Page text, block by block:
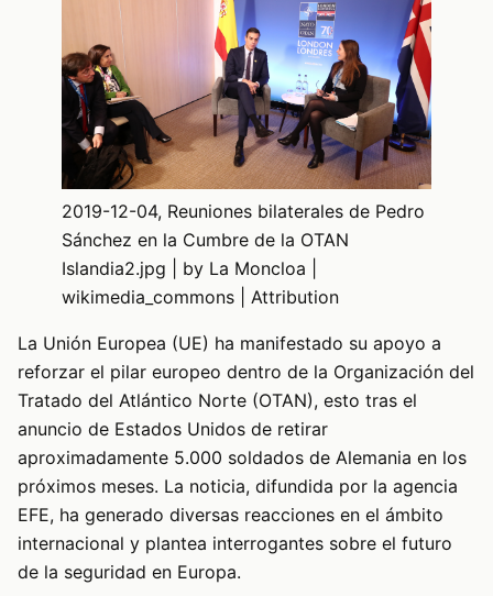
2019-12-04, Reuniones bilaterales de Pedro
Sánchez en la Cumbre de la OTAN
Islandia2.jpg | by La Moncloa |
wikimedia_commons | Attribution
La Unión Europea (UE) ha manifestado su apoyo a
reforzar el pilar europeo dentro de la Organización del
Tratado del Atlántico Norte (OTAN), esto tras el
anuncio de Estados Unidos de retirar
aproximadamente 5.000 soldados de Alemania en los
próximos meses. La noticia, difundida por la agencia
EFE, ha generado diversas reacciones en el ámbito
internacional y plantea interrogantes sobre el futuro
de la seguridad en Europa.